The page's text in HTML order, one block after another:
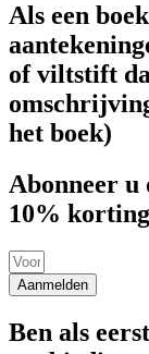
Als een
of viltstift
het boek)
Abonneer u
10%
Aanmelden
Ben als